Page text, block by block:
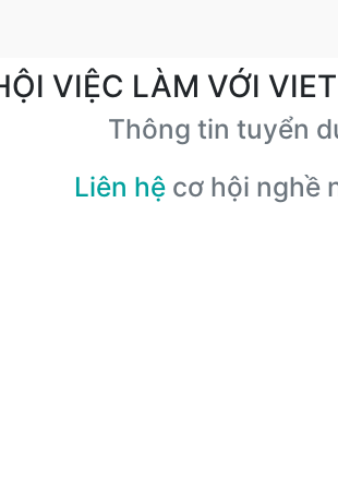
VIỆC LÀM VỚI
Thông tin tuyển
Liên hệ cơ hội nghề